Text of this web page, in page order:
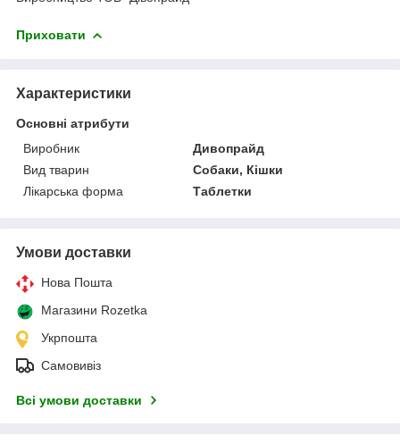
Приховати
Характеристики
Основні атрибути
Виробник
Дивопрайд
Вид тварин
Собаки, Кішки
Лікарська форма
Таблетки
Умови доставки
Нова Пошта
Магазини Rozetka
Укрпошта
Самовивіз
Всі умови доставки